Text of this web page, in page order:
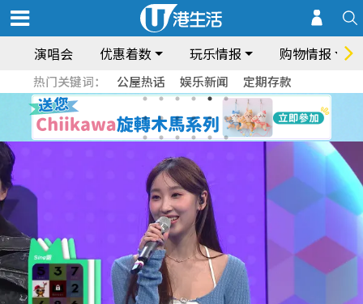
演唱会 优惠着数 玩乐情报 购物情报
热门关键词： 公屋热话 娱乐新闻 定期存款